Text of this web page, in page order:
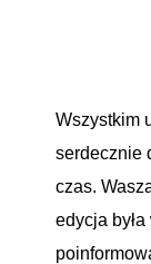
Wszystkim
serdecznie
czas.
edycja